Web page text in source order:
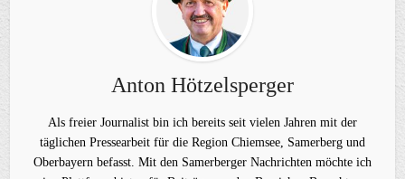
Anton Hötzelsperger
Als freier Journalist bin ich bereits seit vielen Jahren mit der
täglichen Pressearbeit für die Region Chiemsee, Samerberg und
Oberbayern befasst. Mit den Samerberger Nachrichten möchte ich